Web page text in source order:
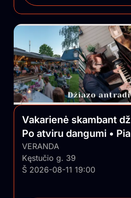
Vakarienė skambant
Po atviru dangumi •
VERANDA
Kęstučio g. 39
Š 2026-08-11 19:00